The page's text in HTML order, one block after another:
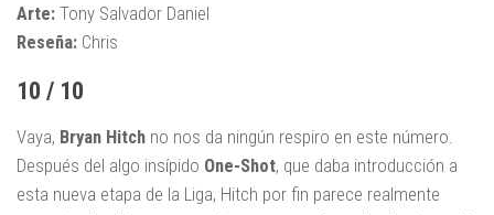
Arte: Tony Salvador Daniel
Reseña: Chris
10 / 10
Vaya, Bryan Hitch no nos da ningún respiro en este número.
Después del algo insípido One-Shot, que daba introducción a
esta nueva etapa de la Liga, Hitch por fin parece realmente